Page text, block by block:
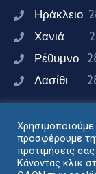
Ηράκλειο
Χανιά
Ρέθυμνο
Λασίθι
προσφέρουμε
προτιμήσεις
Κάνοντας κλικ